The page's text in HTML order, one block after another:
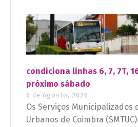
condiciona linhas 6, 7, 7T,
próximo sábado
6 de Agosto, 2026
Os Serviços Municipalizados
Urbanos de Coimbra